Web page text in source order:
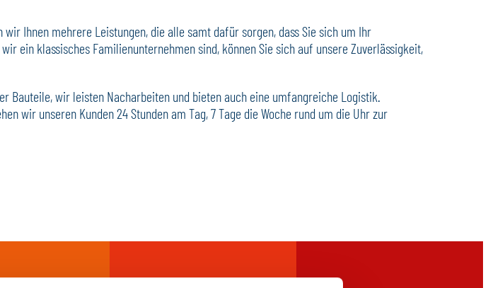
Ihnen mehrere Leistungen, die alle samt dafür sorgen, dass Sie sich um Ihr
ein klassisches Familienunternehmen sind, können Sie sich auf unsere Zuverlässigkeit,
wir leisten Nacharbeiten und bieten auch eine umfangreiche Logistik.
wir unseren Kunden 24 Stunden am Tag, 7 Tage die Woche rund um die Uhr zur